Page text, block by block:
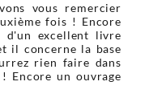
vous remercier
fois ! Encore
d'un excellent livre
il concerne la base
rien faire dans
Encore un ouvrage